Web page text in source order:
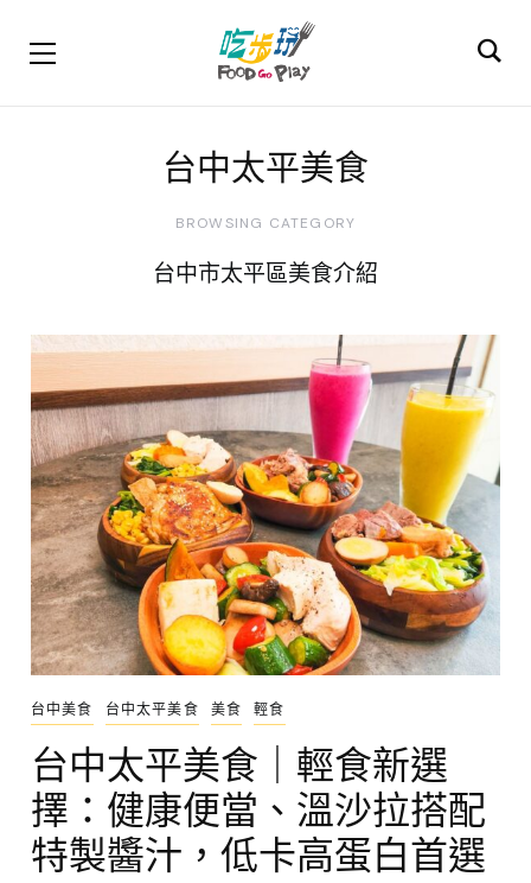
台中太平美食
BROWSING CATEGORY
台中市太平區美食介紹
台中美食 台中太平美食 美食 輕食
台中太平美食｜輕食新選
擇：健康便當、溫沙拉搭配
特製醬汁，低卡高蛋白首選